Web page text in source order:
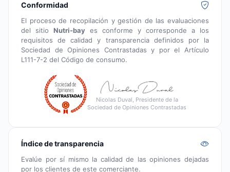
Conformidad
El proceso de recopilación y gestión de las evaluaciones
del sitio Nutri-bay es conforme y corresponde a los
requisitos de calidad y transparencia definidos por la
Sociedad de Opiniones Contrastadas y por el Artículo
L111-7-2 del Código de consumo.
Nicolas Duval, Presidente de la
Sociedad de Opiniones Contrastadas
Índice de transparencia
Evalúe por sí mismo la calidad de las opiniones dejadas
por los clientes de este comerciante.